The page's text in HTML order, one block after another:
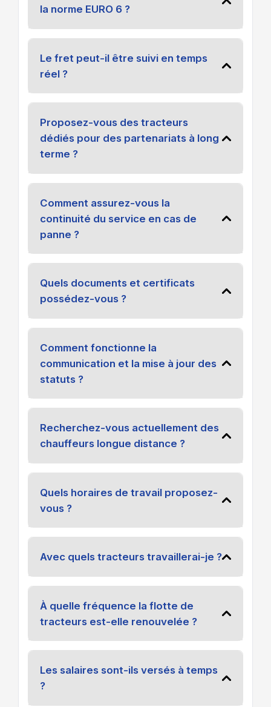
la norme EURO 6 ?
Le fret peut-il être suivi en temps
réel ?
Proposez-vous des tracteurs
dédiés pour des partenariats à long
terme ?
Comment assurez-vous la
continuité du service en cas de
panne ?
Quels documents et certificats
possédez-vous ?
Comment fonctionne la
communication et la mise à jour des
statuts ?
Recherchez-vous actuellement des
chauffeurs longue distance ?
Quels horaires de travail proposez-
vous ?
Avec quels tracteurs travaillerai-je ?
À quelle fréquence la flotte de
tracteurs est-elle renouvelée ?
Les salaires sont-ils versés à temps
?